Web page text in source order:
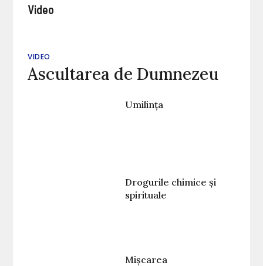
Video
VIDEO
Ascultarea de Dumnezeu
Umilința
Drogurile chimice și
spirituale
Mișcarea